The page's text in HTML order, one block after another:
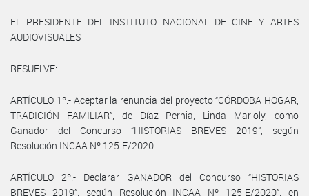
EL PRESIDENTE DEL INSTITUTO NACIONAL DE CINE Y ARTES
AUDIOVISUALES
RESUELVE:
ARTÍCULO 1º.- Aceptar la renuncia del proyecto “CÓRDOBA HOGAR,
TRADICIÓN FAMILIAR”, de Díaz Pernia, Linda Marioly, como
Ganador del Concurso “HISTORIAS BREVES 2019”, según
Resolución INCAA Nº 125-E/2020.
ARTÍCULO 2º.- Declarar GANADOR del Concurso “HISTORIAS
BREVES 2019”, según Resolución INCAA Nº 125-E/2020”, en